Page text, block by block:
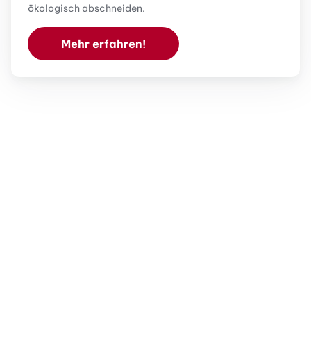
ökologisch abschneiden.
Mehr erfahren!